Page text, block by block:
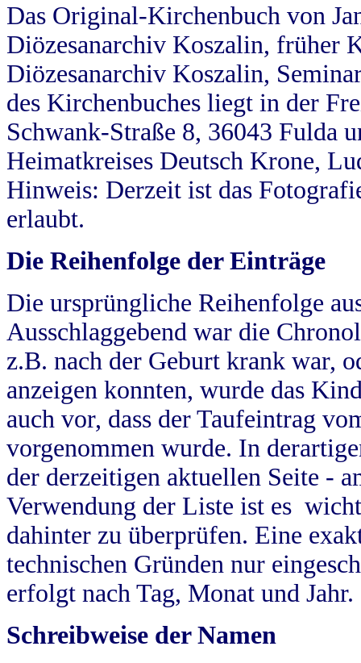
Das Original-Kirchenbuch von
Diözesanarchiv Koszalin, früher
Diözesanarchiv Koszalin,
des Kirchenbuches liegt in der
Schwank-Straße 8, 36043 Fulda
Heimatkreises Deutsch Krone,
Hinweis: Derzeit ist das
erlaubt.
Die Reihenfolge der Einträge
Die ursprüngliche Reihenfolge
Ausschlaggebend war die
z.B. nach der Geburt krank war,
anzeigen konnten, wurde das
auch vor, dass der Taufeintrag
vorgenommen wurde. In
der derzeitigen aktuellen Seite -
Verwendung der Liste ist es
dahinter zu überprüfen. Eine
technischen Gründen nur
erfolgt nach Tag, Monat und Jahr.
Schreibweise der Namen